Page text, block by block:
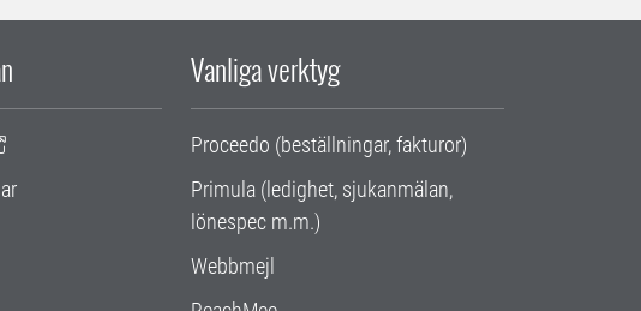
Vanliga verktyg
Proceedo (beställningar, fakturor)
Primula (ledighet, sjukanmälan,
lönespec m.m.)
Webbmejl